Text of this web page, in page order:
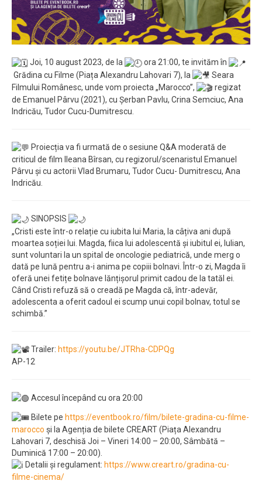
Joi, 10 august 2023, de la
ora 21:00, te invităm în
Grădina cu Filme (Piața Alexandru Lahovari 7), la
Seara
Filmului Românesc, unde vom proiecta „Marocco”,
regizat
de Emanuel Pârvu (2021), cu Șerban Pavlu, Crina Semciuc, Ana
Indricău, Tudor Cucu-Dumitrescu.
Proiecția va fi urmată de o sesiune Q&A moderată de
criticul de film Ileana Bîrsan, cu regizorul/scenaristul Emanuel
Pârvu și cu actorii Vlad Brumaru, Tudor Cucu- Dumitrescu, Ana
Indricău.
SINOPSIS
„Cristi este într-o relație cu iubita lui Maria, la câțiva ani după
moartea soției lui. Magda, fiica lui adolescentă și iubitul ei, Iulian,
sunt voluntari la un spital de oncologie pediatrică, unde merg o
dată pe lună pentru a-i anima pe copiii bolnavi. Într-o zi, Magda îi
oferă unei fetițe bolnave lănțișorul primit cadou de la tatăl ei.
Când Cristi refuză să o creadă pe Magda că, într-adevăr,
adolescenta a oferit cadoul ei scump unui copil bolnav, totul se
schimbă.”
Trailer: https://youtu.be/JTRha-CDPQg
AP-12
Accesul începând cu ora 20:00
Bilete pe https://eventbook.ro/film/bilete-gradina-cu-filme-
marocco și la Agenția de bilete CREART (Piața Alexandru
Lahovari 7, deschisă Joi – Vineri 14:00 – 20:00, Sâmbătă –
Duminică 17:00 – 20:00).
Detalii și regulament: https://www.creart.ro/gradina-cu-
filme-cinema/